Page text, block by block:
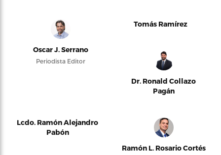
Oscar J. Serrano
Periodista Editor
Tomás Ramírez
Dr. Ronald Collazo
Pagán
Lcdo. Ramón Alejandro
Pabón
Ramón L. Rosario Cortés